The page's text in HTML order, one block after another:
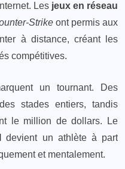
Les jeux en réseau
Strikeont permis aux
à distance, créant les
compétitives.
un tournant. Des
stades entiers, tandis
le million de dollars. Le
devient un athlète à part
et mentalement.